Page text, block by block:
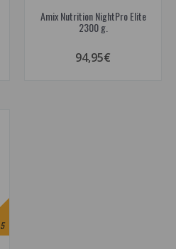
Amix Nutrition NightPro Elite
2300 g.
94,95€
5